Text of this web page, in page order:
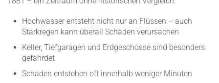
Hochwasser entsteht nicht nur an Flüssen – auch
Stark­regen kann überall Schäden verur­sachen
Keller, Tiefga­ragen und Erdge­schosse sind besonders
gefährdet
Schäden entstehen oft innerhalb weniger Minuten